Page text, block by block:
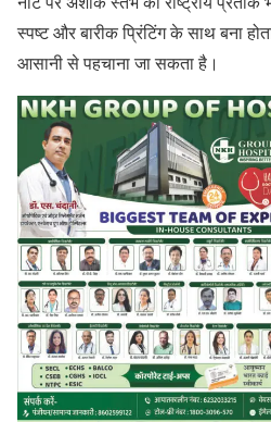
स्पष्ट और बारीक प्रिंटिंग के साथ बना
आसानी से पहचाना जा सकता है।